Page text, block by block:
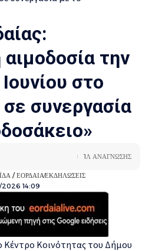
την
στο
συνεργασία
14:09
/ ΕΟΡΔΑΙΑΕΚΔΗΛΩΣΕΙΣ
1Λ ΑΝΑΓΝΩΣΗΣ
Κέντρο Κοινότητας του Δήμου